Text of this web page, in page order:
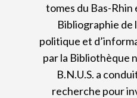
tomes du Bas-Rhin
Bibliographie de
politique et
par la Bibliothèque
B.N.U.S. a
recherche pour